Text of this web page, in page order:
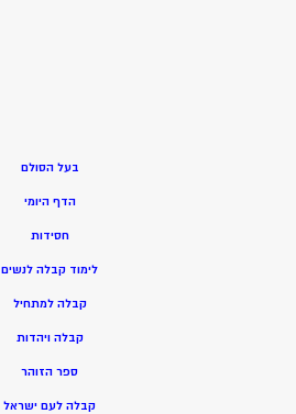
בעל הסולם
הדף היומי
חסידות
לימוד קבלה לנשים
קבלה למתחיל
קבלה ויהדות
ספר הזוהר
קבלה לעם ישראל